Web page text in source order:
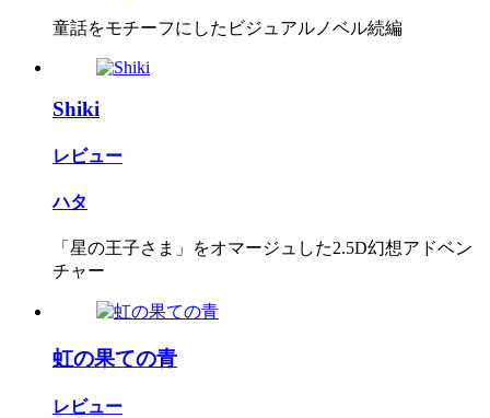
童話をモチーフにしたビジュアルノベル続編
Shiki
レビュー
ハタ
「星の王子さま」をオマージュした2.5D幻想アドベン
チャー
虹の果ての青
レビュー